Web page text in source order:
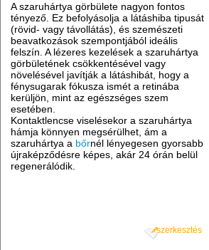
A szaruhártya görbülete nagyon fontos
tényező. Ez befolyásolja a látáshiba tipusát
(rövid- vagy távollátás), és szemészeti
beavatkozások szempontjából ideális
felszín. A lézeres kezelések a szaruhártya
görbületének csökkentésével vagy
növelésével javítják a látáshibát, hogy a
fénysugarak fókusza ismét a retinába
kerüljön, mint az egészséges szem
esetében.
Kontaktlencse viselésekor a szaruhártya
hámja könnyen megsérülhet, ám a
szaruhártya a bőrnél lényegesen gyorsabb
újraképződésre képes, akár 24 órán belül
regenerálódik.
szerkesztés